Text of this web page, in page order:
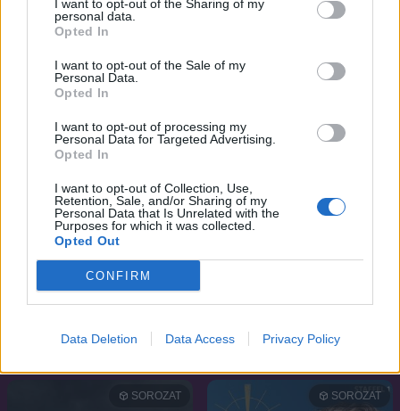
I want to opt-out of the Sharing of my
personal data.
Opted In
I want to opt-out of the Sale of my
Personal Data.
Opted In
I want to opt-out of processing my
Personal Data for Targeted Advertising.
Opted In
I want to opt-out of Collection, Use,
Retention, Sale, and/or Sharing of my
Personal Data that Is Unrelated with the
Purposes for which it was collected.
Opted Out
CONFIRM
Data Deletion Data Access Privacy Policy
Drog-nyomozók Csalás
2011
SOROZAT
8.6 2016 6.6
Hajsza a gyémántok
nyomában
SOROZAT SOROZAT